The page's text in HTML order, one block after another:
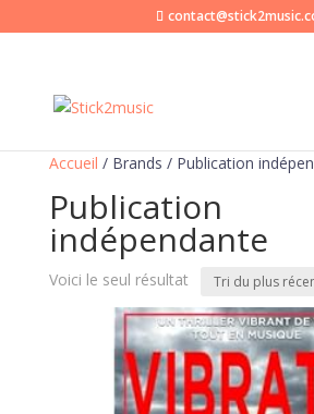
Accueil / Brands / Publication
Publication
indépendante
Voici le seul résultat